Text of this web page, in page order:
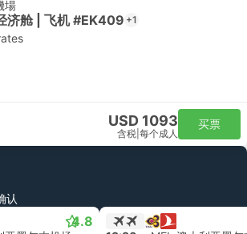
場
济舱 | 飞机 #EK409 +1
USD 1093
含税 每个成人
买票
认
4.8